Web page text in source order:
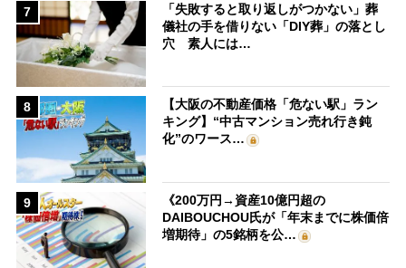
7
「失敗すると取り返しがつかない」葬
儀社の手を借りない「DIY葬」の落とし
穴 素人には…
8
【大阪の不動産価格「危ない駅」ラン
キング】“中古マンション売れ行き鈍
化”のワース…
9
《200万円→資産10億円超の
DAIBOUCHOU氏が「年末までに株価倍
増期待」の5銘柄を公…